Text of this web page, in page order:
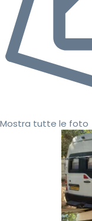
Mostra tutte le foto